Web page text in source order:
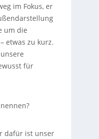
im Fokus, er
um die
etwas zu kurz.
für
dafür ist unser